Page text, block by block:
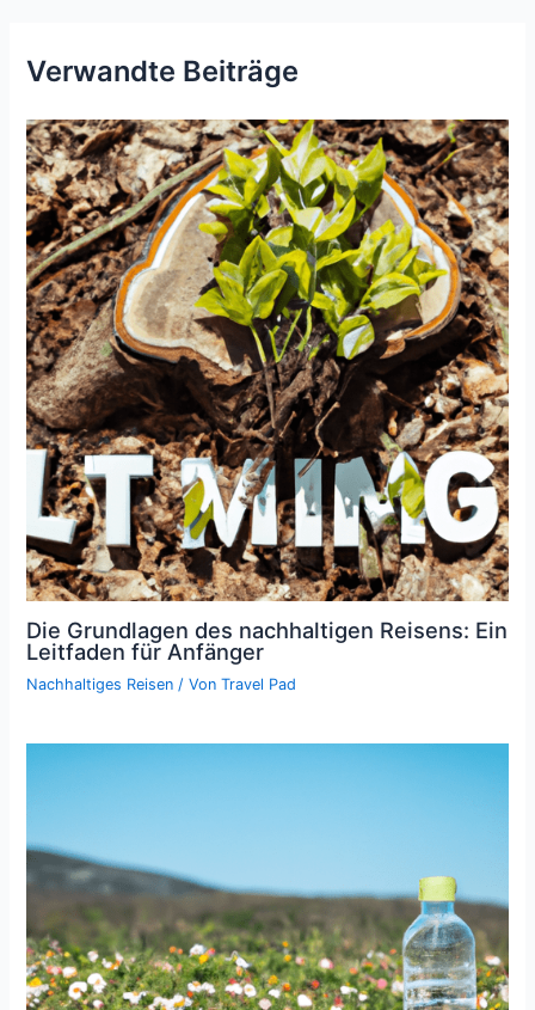
Verwandte Beiträge
Die Grundlagen des nachhaltigen Reisens: Ein
Leitfaden für Anfänger
Nachhaltiges Reisen / VonTravel Pad